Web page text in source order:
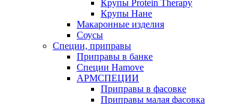
Крупы Protein Therapy
Крупы Нане
Макаронные изделия
Соусы
Специи, приправы
Приправы в банке
Специи Hamove
АРМСПЕЦИИ
Приправы в фасовке
Приправы малая фасовка